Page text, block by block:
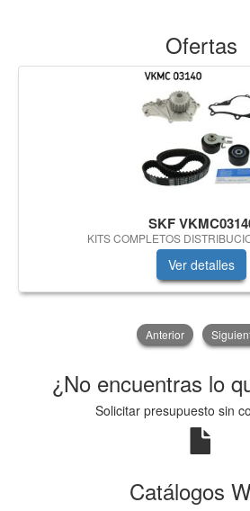
Ofertas
SKF
KITS COMPLETOS
Ver detalles
Anterior
¿No encuentras lo
Solicitar presupuesto sin
Catálogos